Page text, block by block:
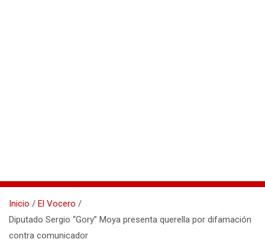
Inicio
El Vocero
Diputado Sergio “Gory” Moya presenta querella por difamación
contra comunicador